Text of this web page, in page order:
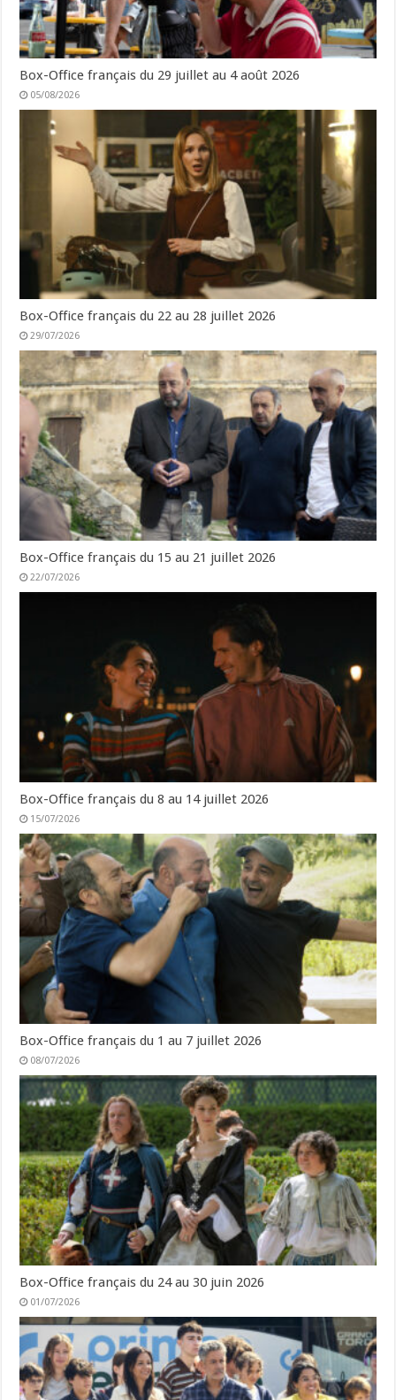
Box-Office français du 29 juillet au 4 août 2026
05/08/2026
Box-Office français du 22 au 28 juillet 2026
29/07/2026
Box-Office français du 15 au 21 juillet 2026
22/07/2026
Box-Office français du 8 au 14 juillet 2026
15/07/2026
Box-Office français du 1 au 7 juillet 2026
08/07/2026
Box-Office français du 24 au 30 juin 2026
01/07/2026